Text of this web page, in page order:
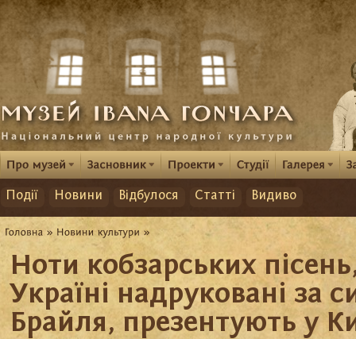
Події Новини Відбулося Статті Видиво
Ноти кобзарських
Україні надруковані за
Брайля, презентують у